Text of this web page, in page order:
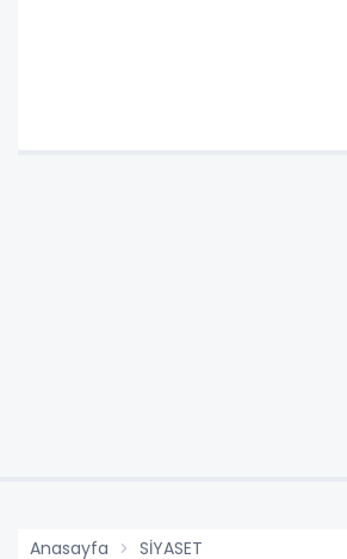
Anasayfa SİYASET